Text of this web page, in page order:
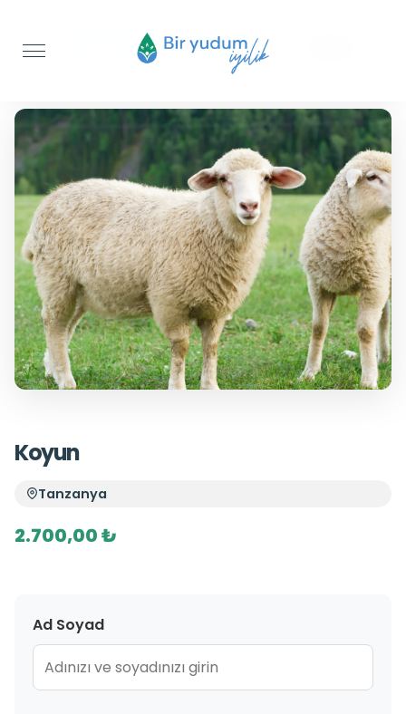
Şükür Kurbanı
Koyun
Tanzanya
2.700,00 ₺
Ad Soyad